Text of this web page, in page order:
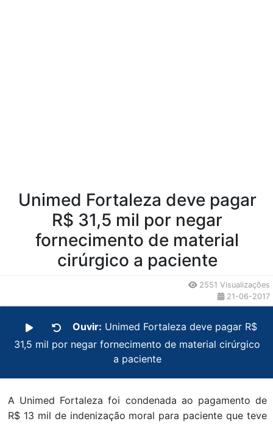
Unimed Fortaleza deve pagar
R$ 31,5 mil por negar
fornecimento de material
cirúrgico a paciente
2551 Visualizações
21-06-2017
Ouvir: Unimed Fortaleza deve pagar R$
31,5 mil por negar fornecimento de material cirúrgico
a paciente
A Unimed Fortaleza foi condenada ao pagamento de
R$ 13 mil de indenização moral para paciente que teve